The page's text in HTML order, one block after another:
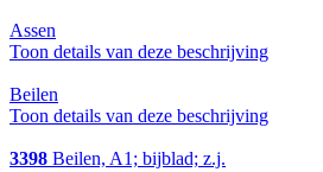
Assen
Toon details van deze beschrijving
Beilen
Toon details van deze beschrijving
3398 Beilen, A1; bijblad; z.j.